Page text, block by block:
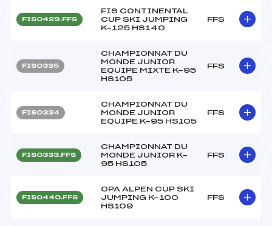
FIS0429.FFS
FIS CONTINENTAL
CUP SKI JUMPING
K-125 HS140
FFS
FIS0335
CHAMPIONNAT DU
MONDE JUNIOR
EQUIPE MIXTE K-95
HS105
FFS
FIS0334
CHAMPIONNAT DU
MONDE JUNIOR
EQUIPE K-95 HS105
FFS
FIS0333.FFS
CHAMPIONNAT DU
MONDE JUNIOR K-
95 HS105
FFS
FIS0440.FFS
OPA ALPEN CUP SKI
JUMPING K-100
HS109
FFS